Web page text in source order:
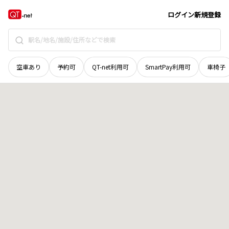
ログイン新規登録
空車あり 予約可 QT-net利用可 SmartPay利用可 車椅子
北海道